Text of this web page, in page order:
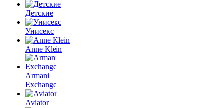
Детские
Унисекс
Anne Klein
Armani
Exchange
Aviator